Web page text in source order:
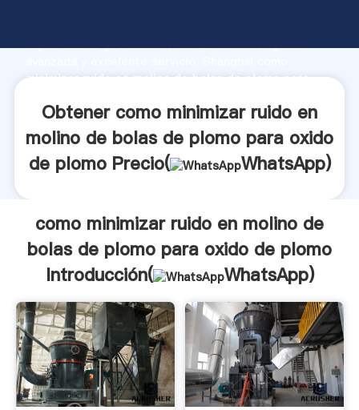
capacidad de producción, fuerza de investigación
minimizar ruido en molino de bolas de plomo para
valores a todos los clientes.
Obtener como minimizar ruido en
molino de bolas de plomo para oxido
de plomo Precio(
WhatsApp)
como minimizar ruido en molino de
bolas de plomo para oxido de plomo
Introducción(
WhatsApp)